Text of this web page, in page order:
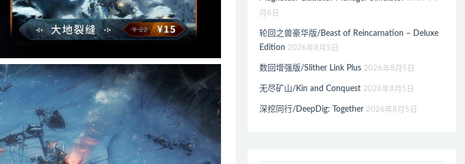
月6日
轮回之兽豪华版/Beast of Reincarnation – Deluxe
Edition 2026年8月5日
数回增强版/Slither Link Plus 2026年8月5日
无尽矿山/Kin and Conquest 2026年8月5日
深挖同行/DeepDig: Together 2026年8月5日